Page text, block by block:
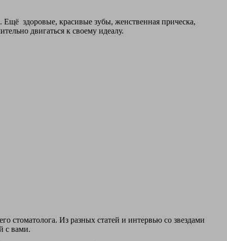
здоровые, красивые зубы, женственная прическа,
двигаться к своему идеалу.
стоматолога. Из разных статей и интервью со звездами
с вами.